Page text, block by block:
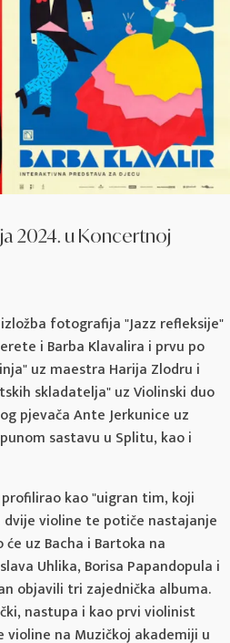
2024. u Koncertnoj
fotografija "Jazz refleksije"
i Barba Klavalira i prvu po
uz maestra Harija Zlodru i
skladatelja" uz Violinski duo
pjevača Ante Jerkunice uz
sastavu u Splitu, kao i
kao "uigran tim, koji
violine te potiče nastajanje
uz Bacha i Bartoka na
Uhlika, Borisa Papandopula i
objavili tri zajednička albuma.
nastupa i kao prvi violinist
na Muzičkoj akademiji u